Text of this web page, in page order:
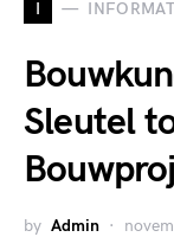
I
Sleutel
by Admin